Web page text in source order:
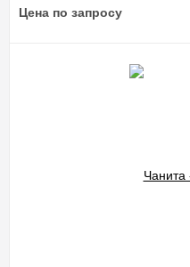
Цена по запросу